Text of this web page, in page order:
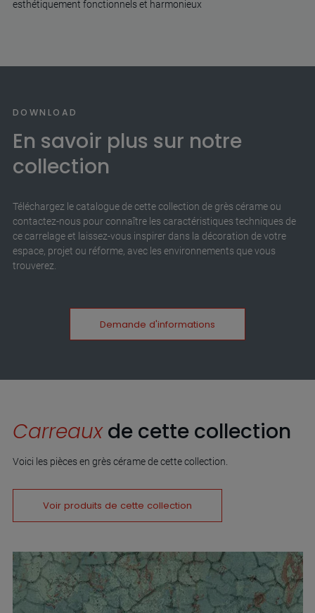
esthétiquement fonctionnels et harmonieux
DOWNLOAD
En savoir plus sur notre
collection
Téléchargez le catalogue de cette collection de grès cérame ou
contactez-nous pour connaître les caractéristiques techniques de
ce carrelage et laissez-vous inspirer dans la décoration de votre
espace, projet ou réforme, avec les environnements que vous
trouverez.
Demande d'informations
Carreauxde cette collection
Voici les pièces en grès cérame de cette collection.
Voir produits de cette collection